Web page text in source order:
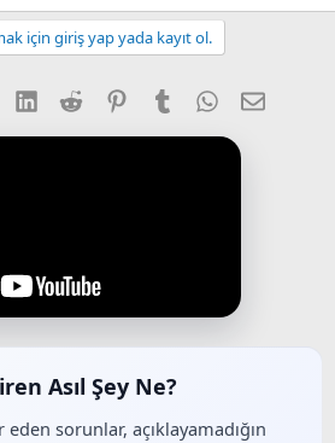
için giriş yap yada kayıt ol.
LinkedInReddit PinterestTumblr WhatsApp
E-posta
Asıl Şey Ne?
sorunlar, açıklayamadığın